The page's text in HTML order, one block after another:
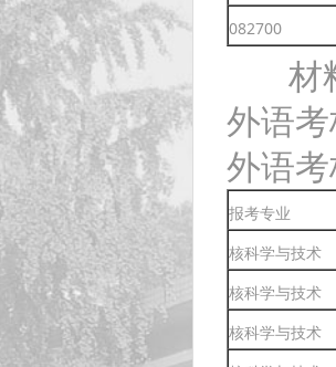
082700
材料
外语
外语
报考专业
核科学与技术
核科学与技术
核科学与技术